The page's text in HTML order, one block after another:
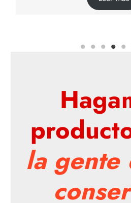
la gente